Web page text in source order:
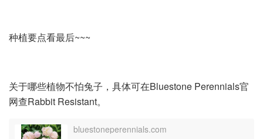
种植要点看最后~~~
关于哪些植物不怕兔子，具体可在Bluestone Perennials官
网查Rabbit Resistant。
bluestoneperennials.com